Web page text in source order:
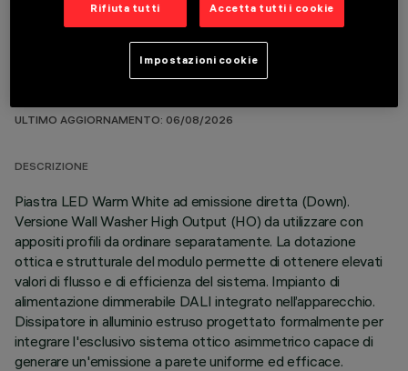
ULTIMO AGGIORNAMENTO: 06/08/2026
DESCRIZIONE
Piastra LED Warm White ad emissione diretta (Down).
Versione Wall Washer High Output (HO) da utilizzare con
appositi profili da ordinare separatamente. La dotazione
ottica e strutturale del modulo permette di ottenere elevati
valori di flusso e di efficienza del sistema. Impianto di
alimentazione dimmerabile DALI integrato nell’apparecchio.
Dissipatore in alluminio estruso progettato formalmente per
integrare l'esclusivo sistema ottico asimmetrico capace di
generare un'emissione a parete uniforme ed efficace.
Rifiuta tutti Accetta tutti i cookie
Impostazioni cookie